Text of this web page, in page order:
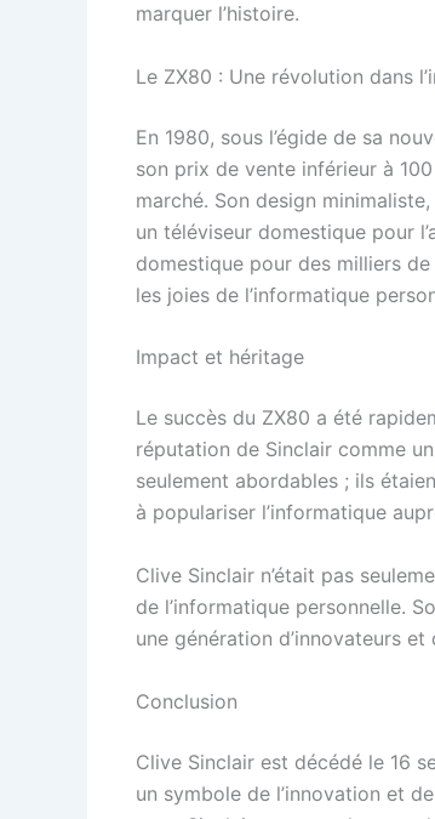
marquer l’histoire.
Le ZX80 : Une révolution dans
En 1980, sous l’égide de sa
son prix de vente inférieur à
marché. Son design
un téléviseur domestique pour
domestique pour des milliers
les joies de l’informatique
Impact et héritage
Le succès du ZX80 a été
réputation de Sinclair comme
seulement abordables ; ils
à populariser l’informatique
Clive Sinclair n’était pas
de l’informatique personnelle.
une génération d’innovateurs
Conclusion
Clive Sinclair est décédé le 16
un symbole de l’innovation et